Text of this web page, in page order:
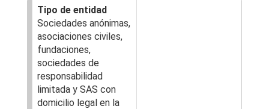
Sociedades anónimas,
asociaciones civiles,
fundaciones,
sociedades de
responsabilidad
limitada y SAS con
domicilio legal en la